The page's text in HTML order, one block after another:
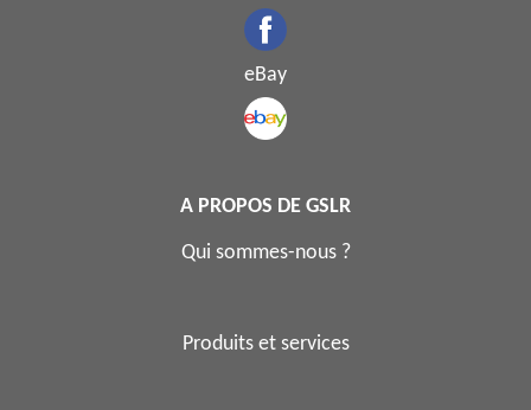
eBay
A PROPOS DE GSLR
Qui sommes-nous ?
Produits et services